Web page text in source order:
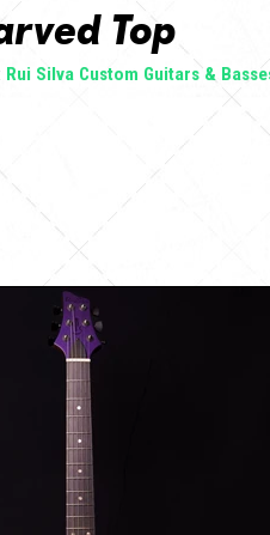
Top
Rui Silva Custom Guitars &